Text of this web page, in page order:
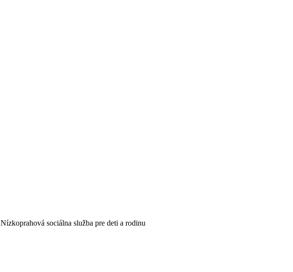
Nízkoprahová sociálna služba pre deti a rodinu